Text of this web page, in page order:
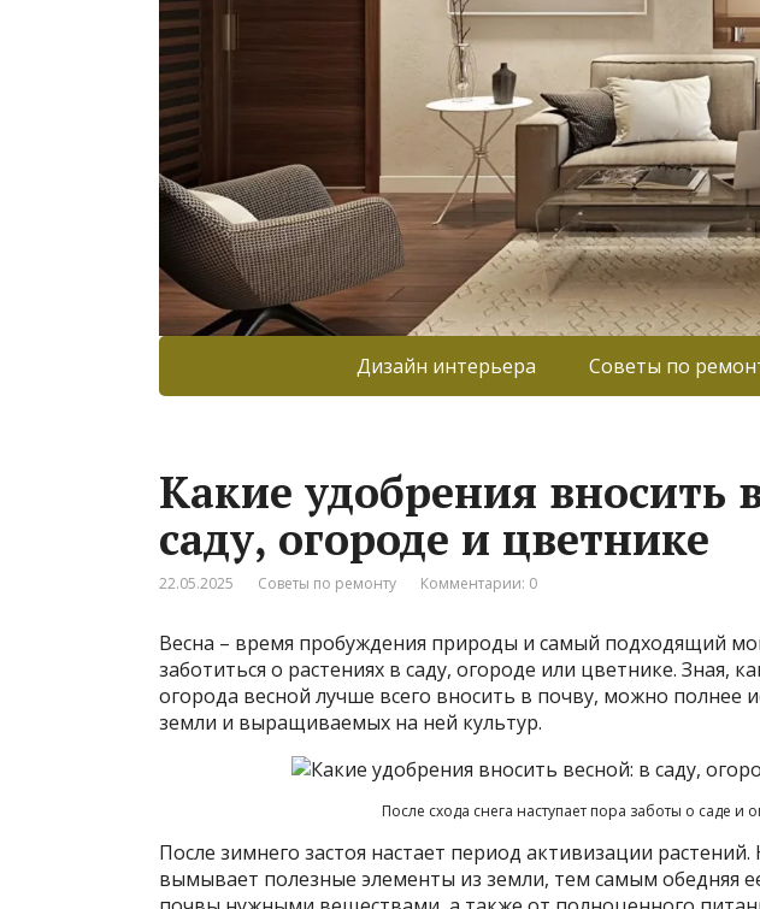
Дизайн интерьера Советы по
Какие удобрения вносить
саду, огороде и цветнике
22.05.2025 Советы по ремонту Комментарии: 0
Весна – время пробуждения природы и самый подходящий
заботиться о растениях в саду, огороде или цветнике. Зная,
огорода весной лучше всего вносить в почву, можно полнее
земли и выращиваемых на ней культур.
После схода снега наступает пора заботы о саде и
После зимнего застоя настает период активизации растений.
вымывает полезные элементы из земли, тем самым обедняя